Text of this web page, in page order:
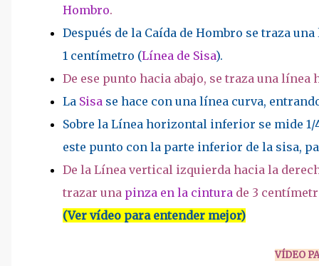
Hombro.
Después de la Caída de Hombro se traza
1 centímetro (Línea de Sisa).
De ese punto hacia abajo, se traza una línea
La Sisa se hace con una línea curva,
Sobre la Línea horizontal inferior se mide 1/
este punto con la parte inferior de la sisa,
De la Línea vertical izquierda hacia la
trazar una pinza en la cintura de 3
(Ver vídeo para entender mejor)
VÍDEO